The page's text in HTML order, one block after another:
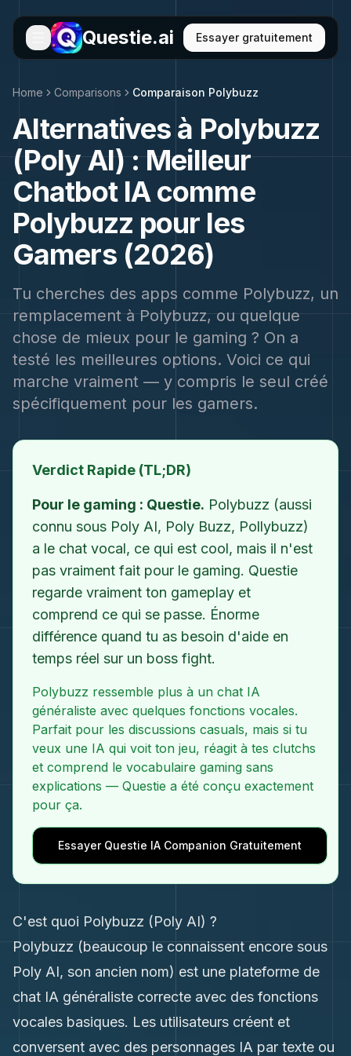
Questie.ai Essayer gratuitement
Home Comparisons Comparaison Polybuzz
Alternatives à Polybuzz
(Poly AI) : Meilleur
Chatbot IA comme
Polybuzz pour les
Gamers (2026)
Tu cherches des apps comme Polybuzz, un
remplacement à Polybuzz, ou quelque
chose de mieux pour le gaming ? On a
testé les meilleures options. Voici ce qui
marche vraiment — y compris le seul créé
spécifiquement pour les gamers.
Verdict Rapide (TL;DR)
Pour le gaming : Questie. Polybuzz (aussi
connu sous Poly AI, Poly Buzz, Pollybuzz)
a le chat vocal, ce qui est cool, mais il n'est
pas vraiment fait pour le gaming. Questie
regarde vraiment ton gameplay et
comprend ce qui se passe. Énorme
différence quand tu as besoin d'aide en
temps réel sur un boss fight.
Polybuzz ressemble plus à un chat IA
généraliste avec quelques fonctions vocales.
Parfait pour les discussions casuals, mais si tu
veux une IA qui voit ton jeu, réagit à tes clutchs
et comprend le vocabulaire gaming sans
explications — Questie a été conçu exactement
pour ça.
Essayer Questie IA Companion Gratuitement
C'est quoi Polybuzz (Poly AI) ?
Polybuzz (beaucoup le connaissent encore sous
Poly AI, son ancien nom) est une plateforme de
chat IA généraliste correcte avec des fonctions
vocales basiques. Les utilisateurs créent et
conversent avec des personnages IA par texte ou